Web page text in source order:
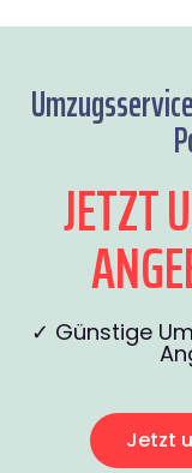
JETZT
✓ Günstige
Jetzt